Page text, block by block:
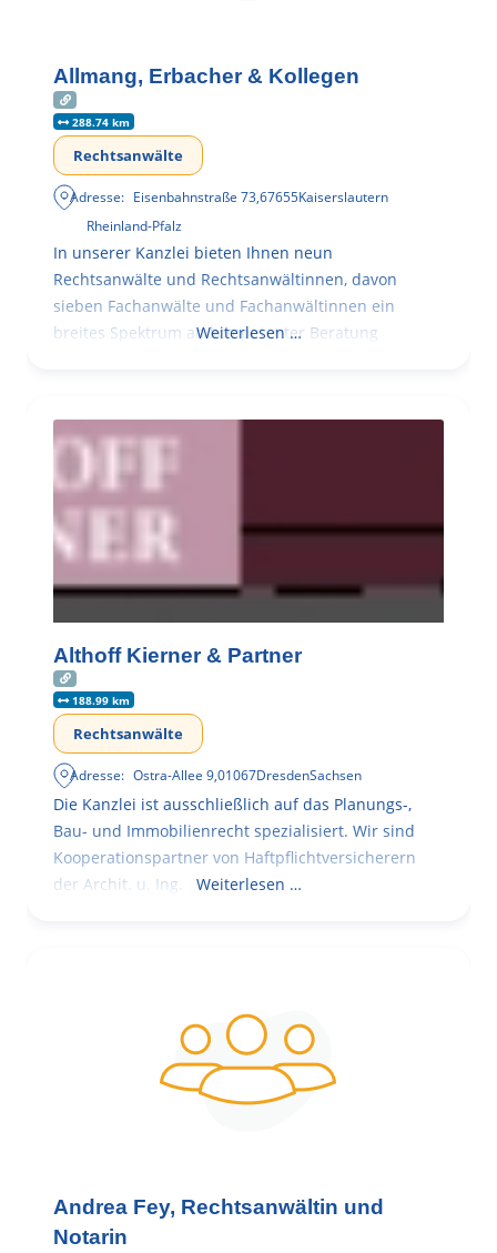
Allmang, Erbacher & Kollegen
288.74 km
Rechtsanwälte
Adresse: Eisenbahnstraße 73,67655Kaiserslautern
Rheinland-Pfalz
In unserer Kanzlei bieten Ihnen neun
Rechtsanwälte und Rechtsanwältinnen, davon
sieben Fachanwälte und Fachanwältinnen ein
breites Spektrum an kompetenter Beratung
Weiterlesen …
Althoff Kierner & Partner
188.99 km
Rechtsanwälte
Adresse: Ostra-Allee 9,01067DresdenSachsen
Die Kanzlei ist ausschließlich auf das Planungs-,
Bau- und Immobilienrecht spezialisiert. Wir sind
Kooperationspartner von Haftpflichtversicherern
der Archit. u. Ing.
Weiterlesen …
Andrea Fey, Rechtsanwältin und
Notarin